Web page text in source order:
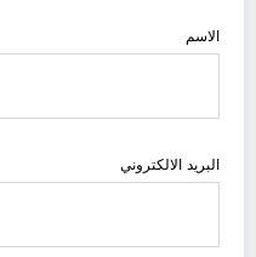
الاسم
البريد الالكتروني